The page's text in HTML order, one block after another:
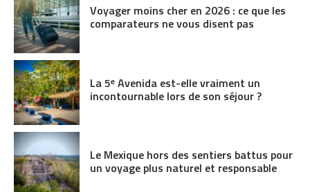
Voyager moins cher en 2026 : ce que les
comparateurs ne vous disent pas
La 5ᵉ Avenida est-elle vraiment un
incontournable lors de son séjour ?
Le Mexique hors des sentiers battus pour
un voyage plus naturel et responsable